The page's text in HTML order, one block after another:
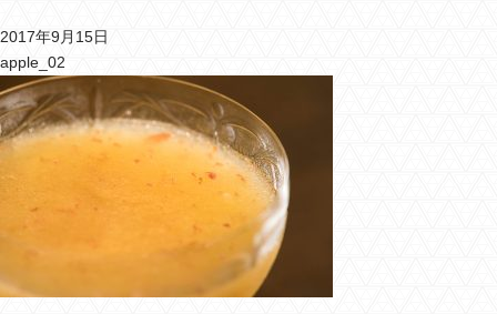
バー ウッディについて
メニュー＆料金
おすすめカクテル
交通のご案内
フォトギャラリー
2017年9月15日
apple_02